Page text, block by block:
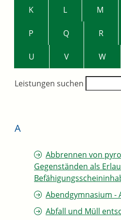
K L M
P Q R
U V W
Leistungen suchen
A
Abbrennen von
Gegenständen als
Abendgymnasium -
Abfall und Müll